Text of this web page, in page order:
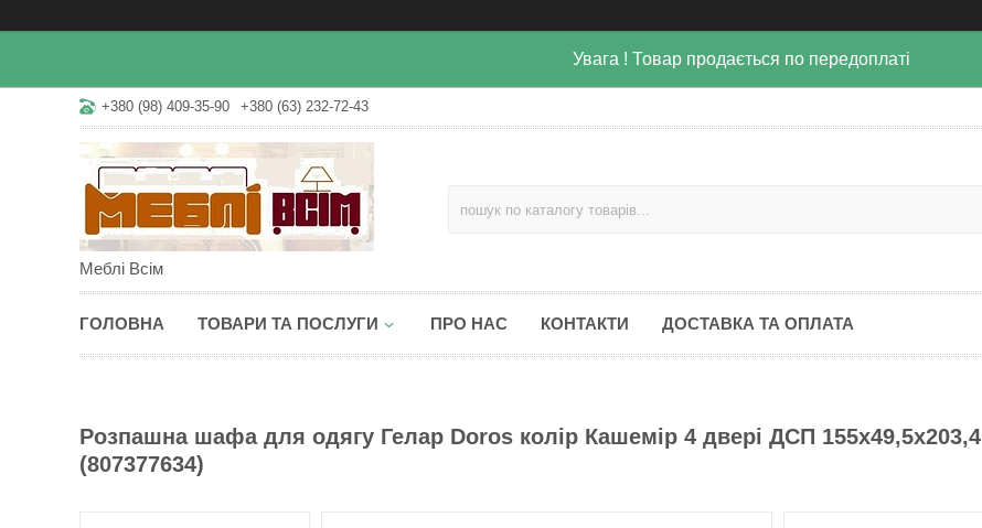
Увага ! Товар продається по передоплаті
+380 (98) 409-35-90 +380 (63) 232-72-43
Меблі Всім
ГОЛОВНА ТОВАРИ ТА ПОСЛУГИ ПРО НАС КОНТАКТИ ДОСТАВКА ТА ОПЛАТА
Розпашна шафа для одягу Гелар Doros колір Кашемір 4 двері ДСП 155х49,5х203,4
(807377634)